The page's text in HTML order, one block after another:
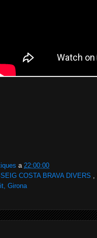
a 22:00:00
COSTA BRAVA DIVERS
Girona